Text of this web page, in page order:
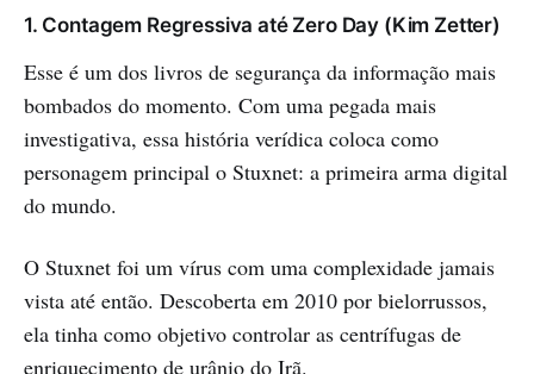
1. Contagem Regressiva até Zero Day (Kim Zetter)
Esse é um dos livros de segurança da informação mais
bombados do momento. Com uma pegada mais
investigativa, essa história verídica coloca como
personagem principal o Stuxnet: a primeira arma digital
do mundo.
O Stuxnet foi um vírus com uma complexidade jamais
vista até então. Descoberta em 2010 por bielorrussos,
ela tinha como objetivo controlar as centrífugas de
enriquecimento de urânio do Irã.